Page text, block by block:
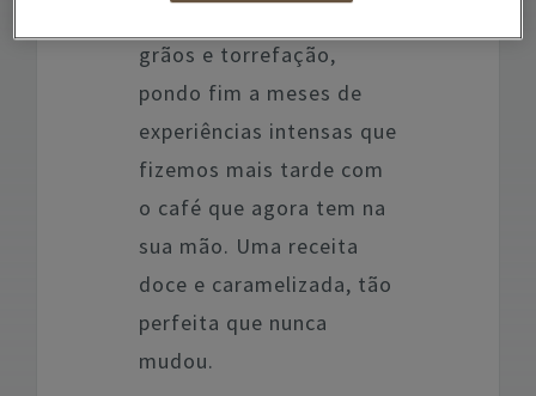
grãos e torrefação,
pondo fim a meses de
experiências intensas que
fizemos mais tarde com
o café que agora tem na
sua mão. Uma receita
doce e caramelizada, tão
perfeita que nunca
mudou.